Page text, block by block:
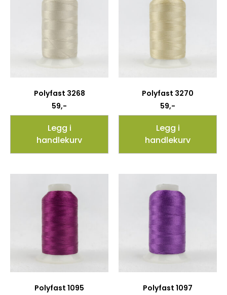
Polyfast 3268
59,-
Legg i
handlekurv
Polyfast 3270
59,-
Legg i
handlekurv
Polyfast 1095
Polyfast 1097